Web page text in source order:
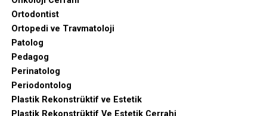
Ortodontist
Ortopedi ve Travmatoloji
Patolog
Pedagog
Perinatolog
Periodontolog
Plastik Rekonstrüktif ve Estetik